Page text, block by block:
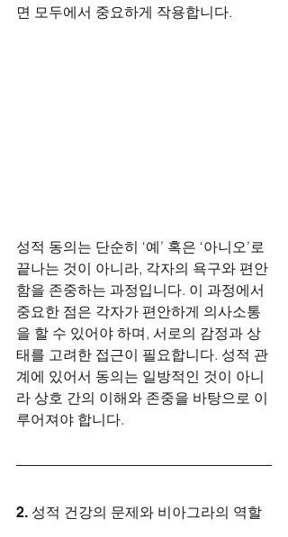
면 모두에서 중요하게 작용합니다.
성적 동의는 단순히 ‘예’ 혹은 ‘아니오’로
끝나는 것이 아니라, 각자의 욕구와 편안
함을 존중하는 과정입니다. 이 과정에서
중요한 점은 각자가 편안하게 의사소통
을 할 수 있어야 하며, 서로의 감정과 상
태를 고려한 접근이 필요합니다. 성적 관
계에 있어서 동의는 일방적인 것이 아니
라 상호 간의 이해와 존중을 바탕으로 이
루어져야 합니다.
2. 성적 건강의 문제와 비아그라의 역할